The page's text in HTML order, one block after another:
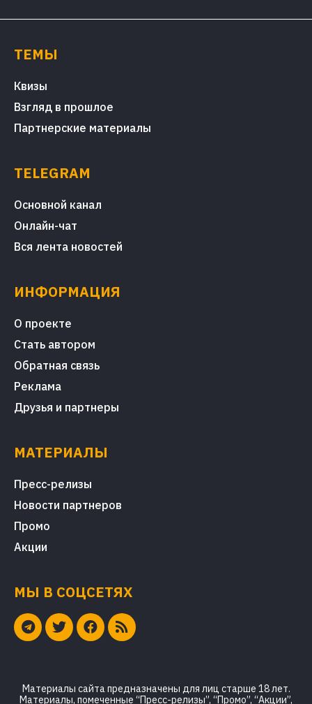
ТЕМЫ
Квизы
Взгляд в прошлое
Партнерские материалы
TELEGRAM
Основной канал
Онлайн-чат
Вся лента новостей
ИНФОРМАЦИЯ
О проекте
Стать автором
Обратная связь
Реклама
Друзья и партнеры
МАТЕРИАЛЫ
Пресс-релизы
Новости партнеров
Промо
Акции
МЫ В СОЦСЕТЯХ
Материалы сайта предназначены для лиц старше 18 лет.
Материалы, помеченные “Пресс-релизы”, “Промо”, “Акции”,